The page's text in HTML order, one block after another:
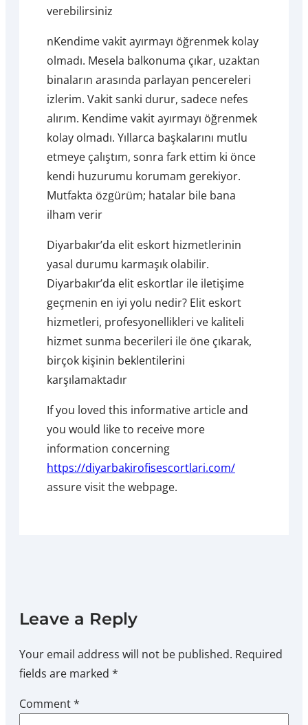
verebilirsiniz
nKendime vakit ayırmayı öğrenmek kolay
olmadı. Mesela balkonuma çıkar, uzaktan
binaların arasında parlayan pencereleri
izlerim. Vakit sanki durur, sadece nefes
alırım. Kendime vakit ayırmayı öğrenmek
kolay olmadı. Yıllarca başkalarını mutlu
etmeye çalıştım, sonra fark ettim ki önce
kendi huzurumu korumam gerekiyor.
Mutfakta özgürüm; hatalar bile bana
ilham verir
Diyarbakır’da elit eskort hizmetlerinin
yasal durumu karmaşık olabilir.
Diyarbakır’da elit eskortlar ile iletişime
geçmenin en iyi yolu nedir? Elit eskort
hizmetleri, profesyonellikleri ve kaliteli
hizmet sunma becerileri ile öne çıkarak,
birçok kişinin beklentilerini
karşılamaktadır
If you loved this informative article and
you would like to receive more
information concerning
https://diyarbakirofisescortlari.com/
assure visit the webpage.
Leave a Reply
Your email address will not be published. Required
fields are marked *
Comment*